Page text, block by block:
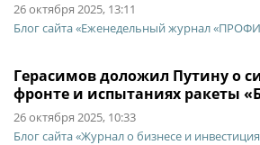
26 октября 2025, 13:11
Блог сайта «Еженедельный журнал
Герасимов доложил Путину о
фронте и испытаниях ракеты
26 октября 2025, 10:33
Блог сайта «Журнал о бизнесе и